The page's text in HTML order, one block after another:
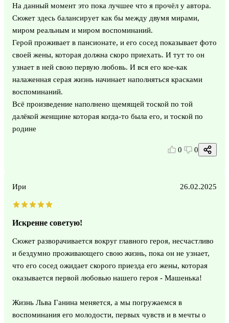
На данный момент это пока лучшее что я прочёл у автора.
Сюжет здесь балансирует как бы между двумя мирами,
миром реальным и миром воспоминаний.
Герой проживает в пансионате, и его сосед показывает фото
своей жены, которая должна скоро приехать. И тут то он
узнает в ней свою первую любовь. И вся его кое-как
налаженная серая жизнь начинает наполняться красками
воспоминаний.
Всё произведение наполнено щемящей тоской по той
далёкой женщине которая когда-то была его, и тоской по
родине
0 0
Ири 26.02.2025
Искренне советую!
Сюжет разворачивается вокруг главного героя, несчастливо
и бездумно проживающего свою жизнь, пока он не узнает,
что его сосед ожидает скорого приезда его жены, которая
оказывается первой любовью нашего героя - Машенька!
Жизнь Льва Ганина меняется, а мы погружаемся в
воспоминания его молодости, первых чувств и в мечты о